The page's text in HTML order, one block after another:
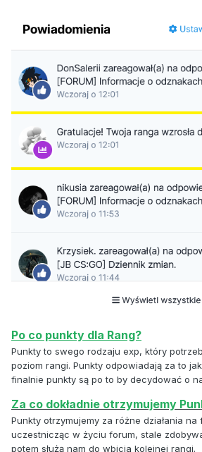
Po co punkty dla Rang?
Punkty to swego rodzaju exp, który
poziom rangi. Punkty odpowiadają za to
finalnie punkty są po to by decydować o
Za co dokładnie otrzymujemy
Punkty otrzymujemy za różne działania
uczestnicząc w życiu forum, stale
potem służą nam do wbicia kolejnej rangi.